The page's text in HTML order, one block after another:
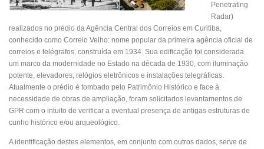
Penetrating
Radar)
realizados no prédio da Agência Central dos Correios em Curitiba,
conhecido como Correio Velho: nome popular da primeira agência oficial de
correios e telégrafos, construída em 1934. Sua edificação foi considerada
um marco da modernidade no Estado na década de 1930, com iluminação
potente, elevadores, relógios eletrônicos e instalações telegráficas.
Atualmente o prédio é tombado pelo Patrimônio Histórico e face à
necessidade de obras de ampliação, foram solicitados levantamentos de
GPR com o intuito de verificar a eventual presença de antigas estruturas de
cunho histórico e/ou arqueológico.
A identificação destes elementos, em conjunto com outros dados, serve de